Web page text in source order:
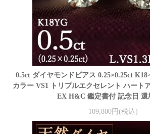
0.5ct ダイヤモンドピアス 0.25×0.25ct
カラー VS1 トリプルエクセレント ハート
EX H&C 鑑定書付 記念日 還
109,800円(税込)